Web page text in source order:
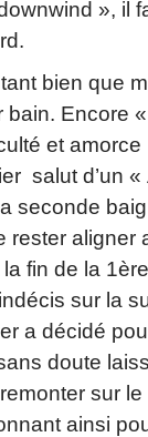
», il
bien que
Encore
et
salut d’un «
seconde
rester aligner
fin de la
sur la
a décidé
doute
sur
ainsi